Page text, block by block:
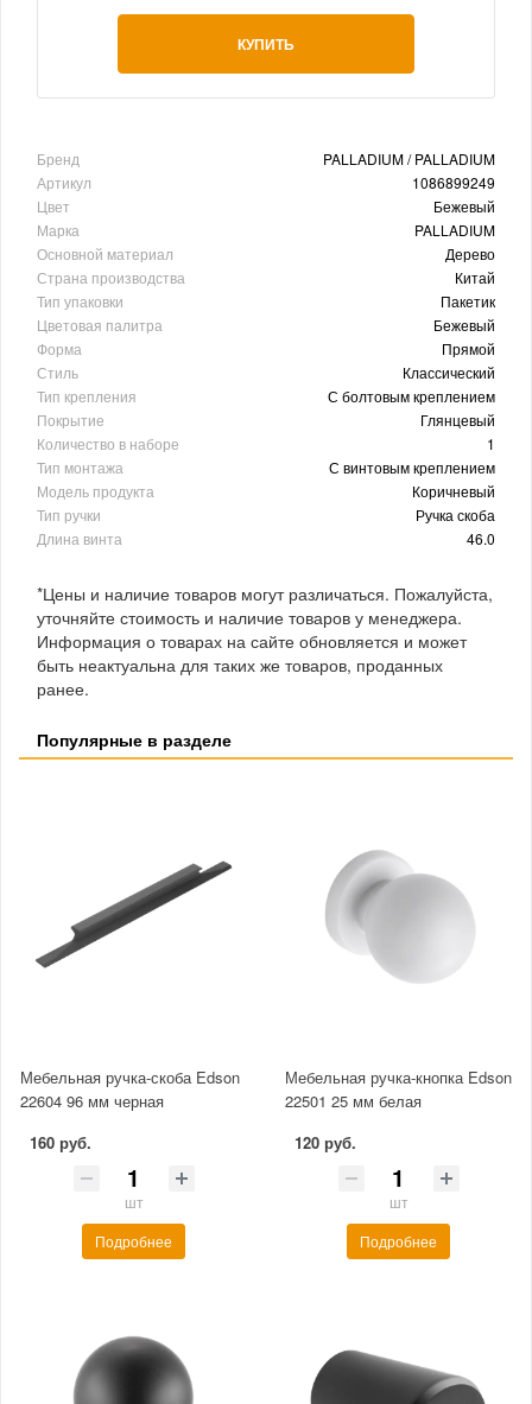
КУПИТЬ
Бренд
PALLADIUM / PALLADIUM
Артикул
1086899249
Цвет
Бежевый
Марка
PALLADIUM
Основной материал
Дерево
Страна производства
Китай
Тип упаковки
Пакетик
Цветовая палитра
Бежевый
Форма
Прямой
Стиль
Классический
Тип крепления
С болтовым креплением
Покрытие
Глянцевый
Количество в наборе
1
Тип монтажа
С винтовым креплением
Модель продукта
Коричневый
Тип ручки
Ручка скоба
Длина винта
46.0
*Цены и наличие товаров могут различаться. Пожалуйста,
уточняйте стоимость и наличие товаров у менеджера.
Информация о товарах на сайте обновляется и может
быть неактуальна для таких же товаров, проданных
ранее.
Популярные в разделе
Мебельная ручка-скоба Edson
22604 96 мм черная
160 руб.
шт
Подробнее
Мебельная ручка-кнопка Edson
22501 25 мм белая
120 руб.
шт
Подробнее